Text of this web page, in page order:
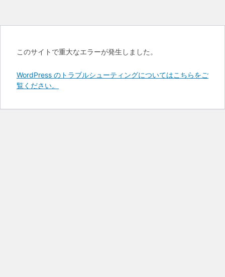
このサイトで重大なエラーが発生しました。
WordPress のトラブルシューティングについてはこちらをご
覧ください。